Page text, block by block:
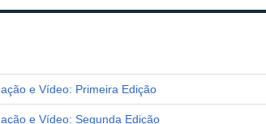
e Vídeo: Primeira Edição
e Vídeo: Segunda Edição